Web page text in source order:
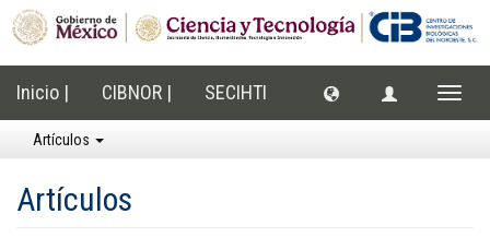
Inicio | CIBNOR | SECIHTI
Artículos
Artículos